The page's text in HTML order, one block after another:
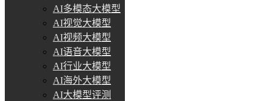
AI多模态大模型
AI视觉大模型
AI视频大模型
AI语音大模型
AI行业大模型
AI海外大模型
AI大模型评测